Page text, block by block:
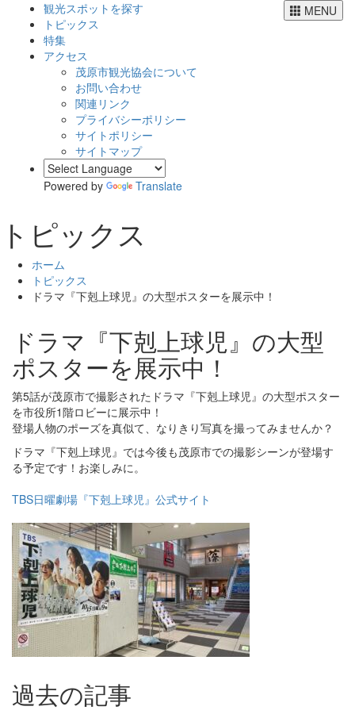
MENU
観光スポットを探す
トピックス
特集
アクセス
茂原市観光協会について
お問い合わせ
関連リンク
プライバシーポリシー
サイトポリシー
サイトマップ
Powered by Translate
トピックス
ホーム
トピックス
ドラマ『下剋上球児』の大型ポスターを展示中！
ドラマ『下剋上球児』の大型
ポスターを展示中！
第5話が茂原市で撮影されたドラマ『下剋上球児』の大型ポスター
を市役所1階ロビーに展示中！
登場人物のポーズを真似て、なりきり写真を撮ってみませんか？
ドラマ『下剋上球児』では今後も茂原市での撮影シーンが登場す
る予定です！お楽しみに。
TBS日曜劇場『下剋上球児』公式サイト
過去の記事